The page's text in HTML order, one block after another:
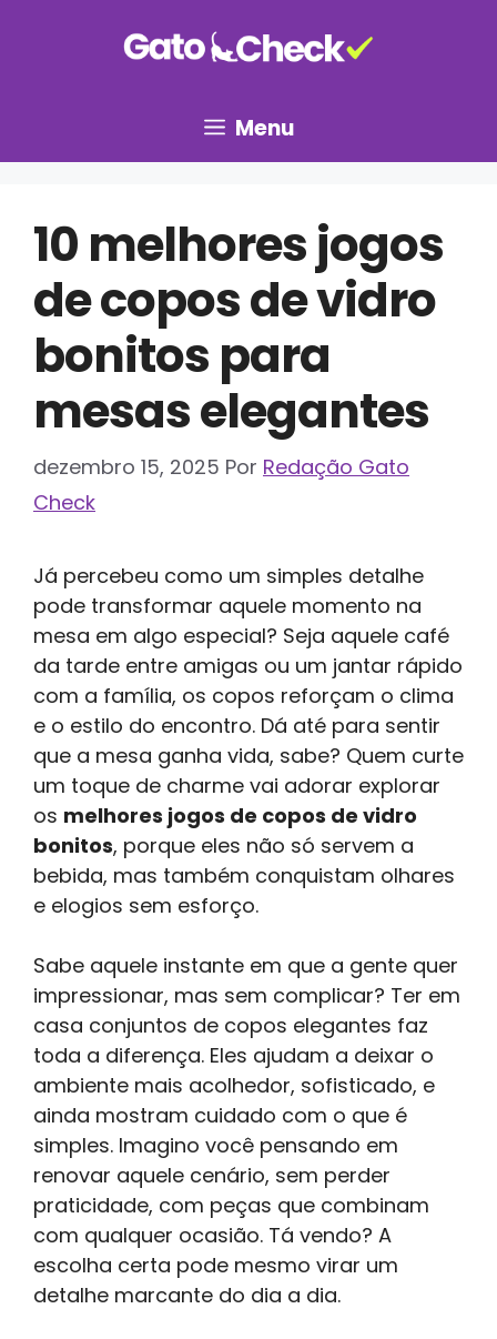
Menu
10 melhores jogos
de copos de vidro
bonitos para
mesas elegantes
dezembro 15, 2025 Por Redação Gato
Check
Já percebeu como um simples detalhe
pode transformar aquele momento na
mesa em algo especial? Seja aquele café
da tarde entre amigas ou um jantar rápido
com a família, os copos reforçam o clima
e o estilo do encontro. Dá até para sentir
que a mesa ganha vida, sabe? Quem curte
um toque de charme vai adorar explorar
os melhores jogos de copos de vidro
bonitos, porque eles não só servem a
bebida, mas também conquistam olhares
e elogios sem esforço.
Sabe aquele instante em que a gente quer
impressionar, mas sem complicar? Ter em
casa conjuntos de copos elegantes faz
toda a diferença. Eles ajudam a deixar o
ambiente mais acolhedor, sofisticado, e
ainda mostram cuidado com o que é
simples. Imagino você pensando em
renovar aquele cenário, sem perder
praticidade, com peças que combinam
com qualquer ocasião. Tá vendo? A
escolha certa pode mesmo virar um
detalhe marcante do dia a dia.